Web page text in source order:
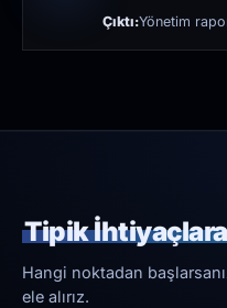
Çıktı:Yönetim
Tipik
Hangi noktadan
ele alırız.